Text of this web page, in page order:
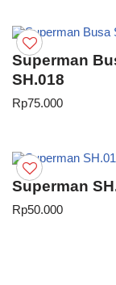
Superman
SH.018
Rp75.000
Superman
Rp50.000